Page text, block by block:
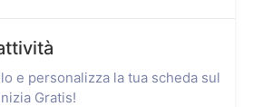
e personalizza la tua scheda sul
Gratis!